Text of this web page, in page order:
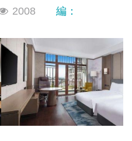
快啲一齊睇睇邊間啱心
2008
編：